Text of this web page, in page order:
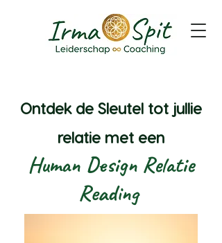
Ontdek de Sleutel tot jullie
relatie met een
Human Design Relatie
Reading